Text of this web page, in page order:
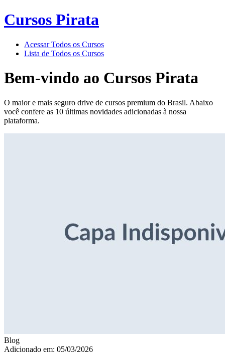
Cursos Pirata
Acessar Todos os Cursos
Lista de Todos os Cursos
Bem-vindo ao Cursos Pirata
O maior e mais seguro drive de cursos premium do Brasil. Abaixo
você confere as 10 últimas novidades adicionadas à nossa
plataforma.
Blog
Adicionado em: 05/03/2026